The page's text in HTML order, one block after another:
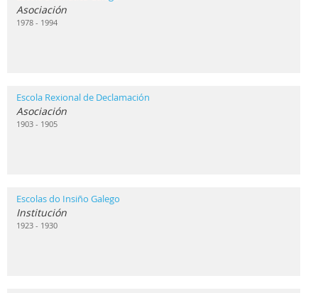
Asociación
1978 - 1994
Escola Rexional de Declamación
Asociación
1903 - 1905
Escolas do Insiño Galego
Institución
1923 - 1930